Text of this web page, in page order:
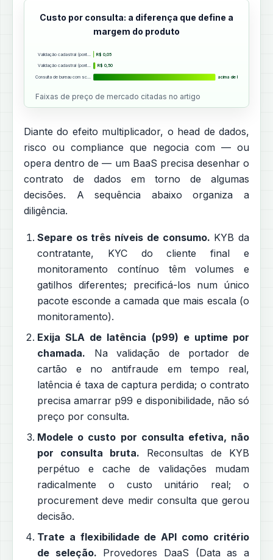
Custo por consulta: a diferença que define a
margem do produto
Validação cadastral (pont… R$ 0,05
Validação cadastral (pont… R$ 0,50
Consulta de bureau com sc… acima de R$ 30
Faixas de preço de mercado citadas no artigo
Diante do efeito multiplicador, o head de dados,
risco ou compliance que negocia com — ou
opera dentro de — um BaaS precisa desenhar o
contrato de dados em torno de algumas
decisões. A sequência abaixo organiza a
diligência.
Separe os três níveis de consumo. KYB da
contratante, KYC do cliente final e
monitoramento contínuo têm volumes e
gatilhos diferentes; precificá-los num único
pacote esconde a camada que mais escala (o
monitoramento).
Exija SLA de latência (p99) e uptime por
chamada. Na validação de portador de
cartão e no antifraude em tempo real,
latência é taxa de captura perdida; o contrato
precisa amarrar p99 e disponibilidade, não só
preço por consulta.
Modele o custo por consulta efetiva, não
por consulta bruta. Reconsultas de KYB
perpétuo e cache de validações mudam
radicalmente o custo unitário real; o
procurement deve medir consulta que gerou
decisão.
Trate a flexibilidade de API como critério
de seleção. Provedores DaaS (Data as a